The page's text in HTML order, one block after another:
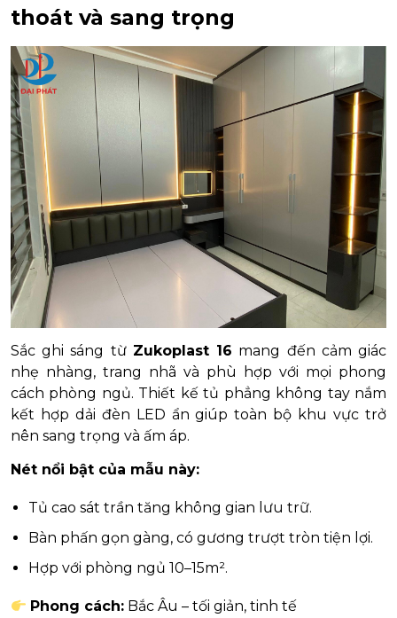
thoát và sang trọng
Sắc ghi sáng từ Zukoplast 16 mang đến cảm giác
nhẹ nhàng, trang nhã và phù hợp với mọi phong
cách phòng ngủ. Thiết kế tủ phẳng không tay nắm
kết hợp dải đèn LED ẩn giúp toàn bộ khu vực trở
nên sang trọng và ấm áp.
Nét nổi bật của mẫu này:
Tủ cao sát trần tăng không gian lưu trữ.
Bàn phấn gọn gàng, có gương trượt tròn tiện lợi.
Hợp với phòng ngủ 10–15m².
Phong cách: Bắc Âu – tối giản, tinh tế